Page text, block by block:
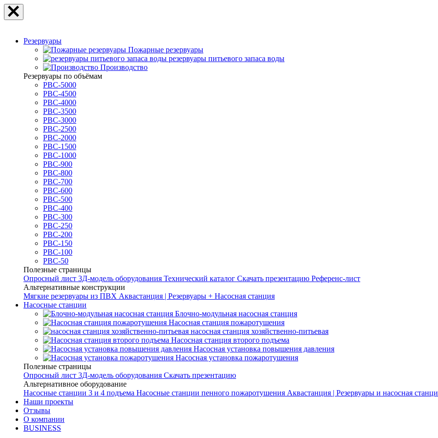
Резервуары
Пожарные резервуары
резервуары питьевого запаса воды
Производство
Резервуары по объёмам
РВС-5000
РВС-4500
РВС-4000
РВС-3500
РВС-3000
РВС-2500
РВС-2000
РВС-1500
РВС-1000
РВС-900
РВС-800
РВС-700
РВС-600
РВС-500
РВС-400
РВС-300
РВС-250
РВС-200
РВС-150
РВС-100
РВС-50
Полезные страницы
Опросный лист 3Д-модель оборудования Технический каталог Скачать презентацию Референс-лист
Альтернативные конструкции
Мягкие резервуары из ПВХ Аквастанция | Резервуары + Насосная станция
Насосные станции
Блочно-модульная насосная станция
Насосная станция пожаротушения
насосная станция хозяйственно-питьевая
Насосная станция второго подъема
Насосная установка повышения давления
Насосная установка пожаротушения
Полезные страницы
Опросный лист 3Д-модель оборудования Скачать презентацию
Альтернативное оборудование
Насосные станции 3 и 4 подъема Насосные станции пенного пожаротушения Аквастанция | Резервуары и насосная
Наши проекты
Отзывы
О компании
BUSINESS